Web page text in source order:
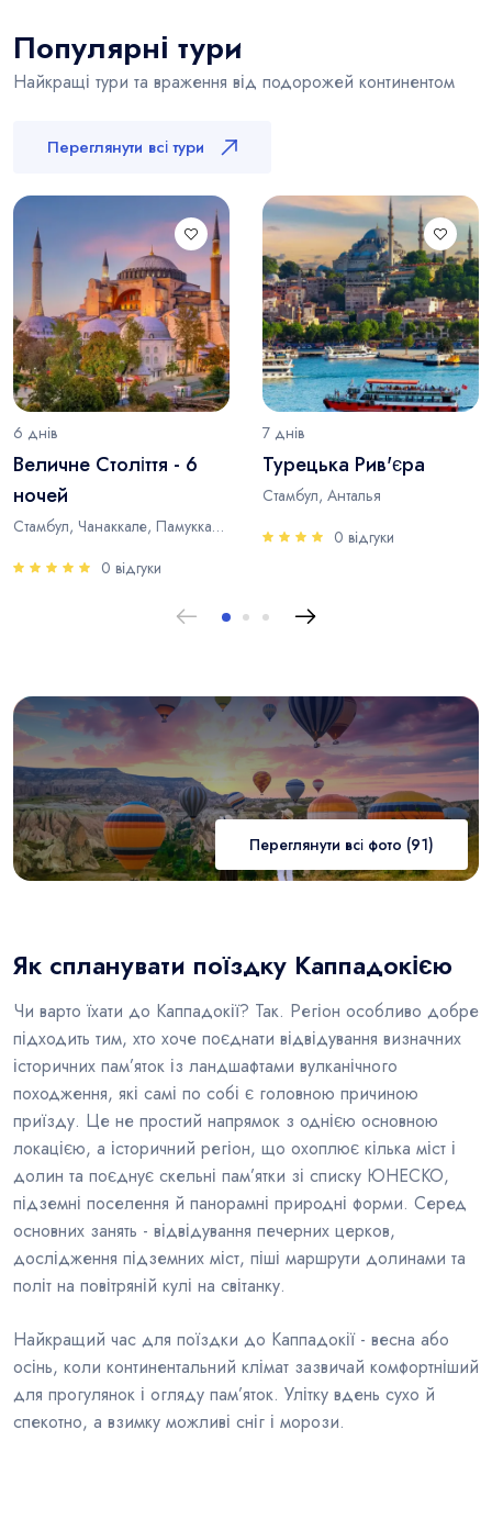
Популярні тури
Найкращі тури та враження від подорожей континентом
Переглянути всі тури
6 днів
Величне Століття - 6
ночей
Стамбул, Чанаккале, Памуккале, Анталья
0 відгуки
7 днів
Турецька Рив'єра
Стамбул, Анталья
0 відгуки
Переглянути всі фото (91)
Як спланувати поїздку Каппадокією
Чи варто їхати до Каппадокії? Так. Регіон особливо добре
підходить тим, хто хоче поєднати відвідування визначних
історичних пам’яток із ландшафтами вулканічного
походження, які самі по собі є головною причиною
приїзду. Це не простий напрямок з однією основною
локацією, а історичний регіон, що охоплює кілька міст і
долин та поєднує скельні пам’ятки зі списку ЮНЕСКО,
підземні поселення й панорамні природні форми. Серед
основних занять - відвідування печерних церков,
дослідження підземних міст, піші маршрути долинами та
політ на повітряній кулі на світанку.
Найкращий час для поїздки до Каппадокії - весна або
осінь, коли континентальний клімат зазвичай комфортніший
для прогулянок і огляду пам’яток. Улітку вдень сухо й
спекотно, а взимку можливі сніг і морози.